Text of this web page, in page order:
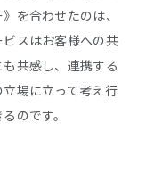
を合わせたのは、
スはお客様への共
共感し、連携する
場に立って考え行
のです。